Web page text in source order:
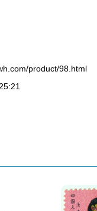
product/98.html